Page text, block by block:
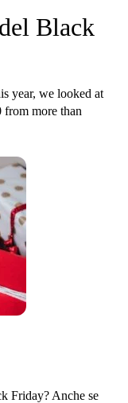
Black
year, we looked at
more than
Friday? Anche se